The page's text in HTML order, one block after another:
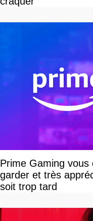
Prime Gaming
garder et très
soit trop tard